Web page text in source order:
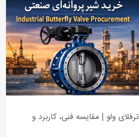
ولو | مقایسه فنی، کاربرد و